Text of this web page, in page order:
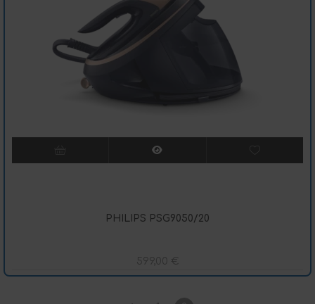
PHILIPS PSG9050/20
599,00 €